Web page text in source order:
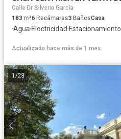
Calle Dr Silverio García
183 m²6 Recámaras3 BañosCasa
·Agua·Electricidad·Estacionamiento
Actualizado hace más de 1 mes
1 /28